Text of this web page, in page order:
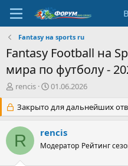
Fantasy на sports ru
Fantasy Football на
мира по футболу -
А
т
о
р
т
е
м
rencis
Д
т
а
а
ч
01.06.2026
Закрыто для дальнейших
R rencis
Модератор Рейтинг